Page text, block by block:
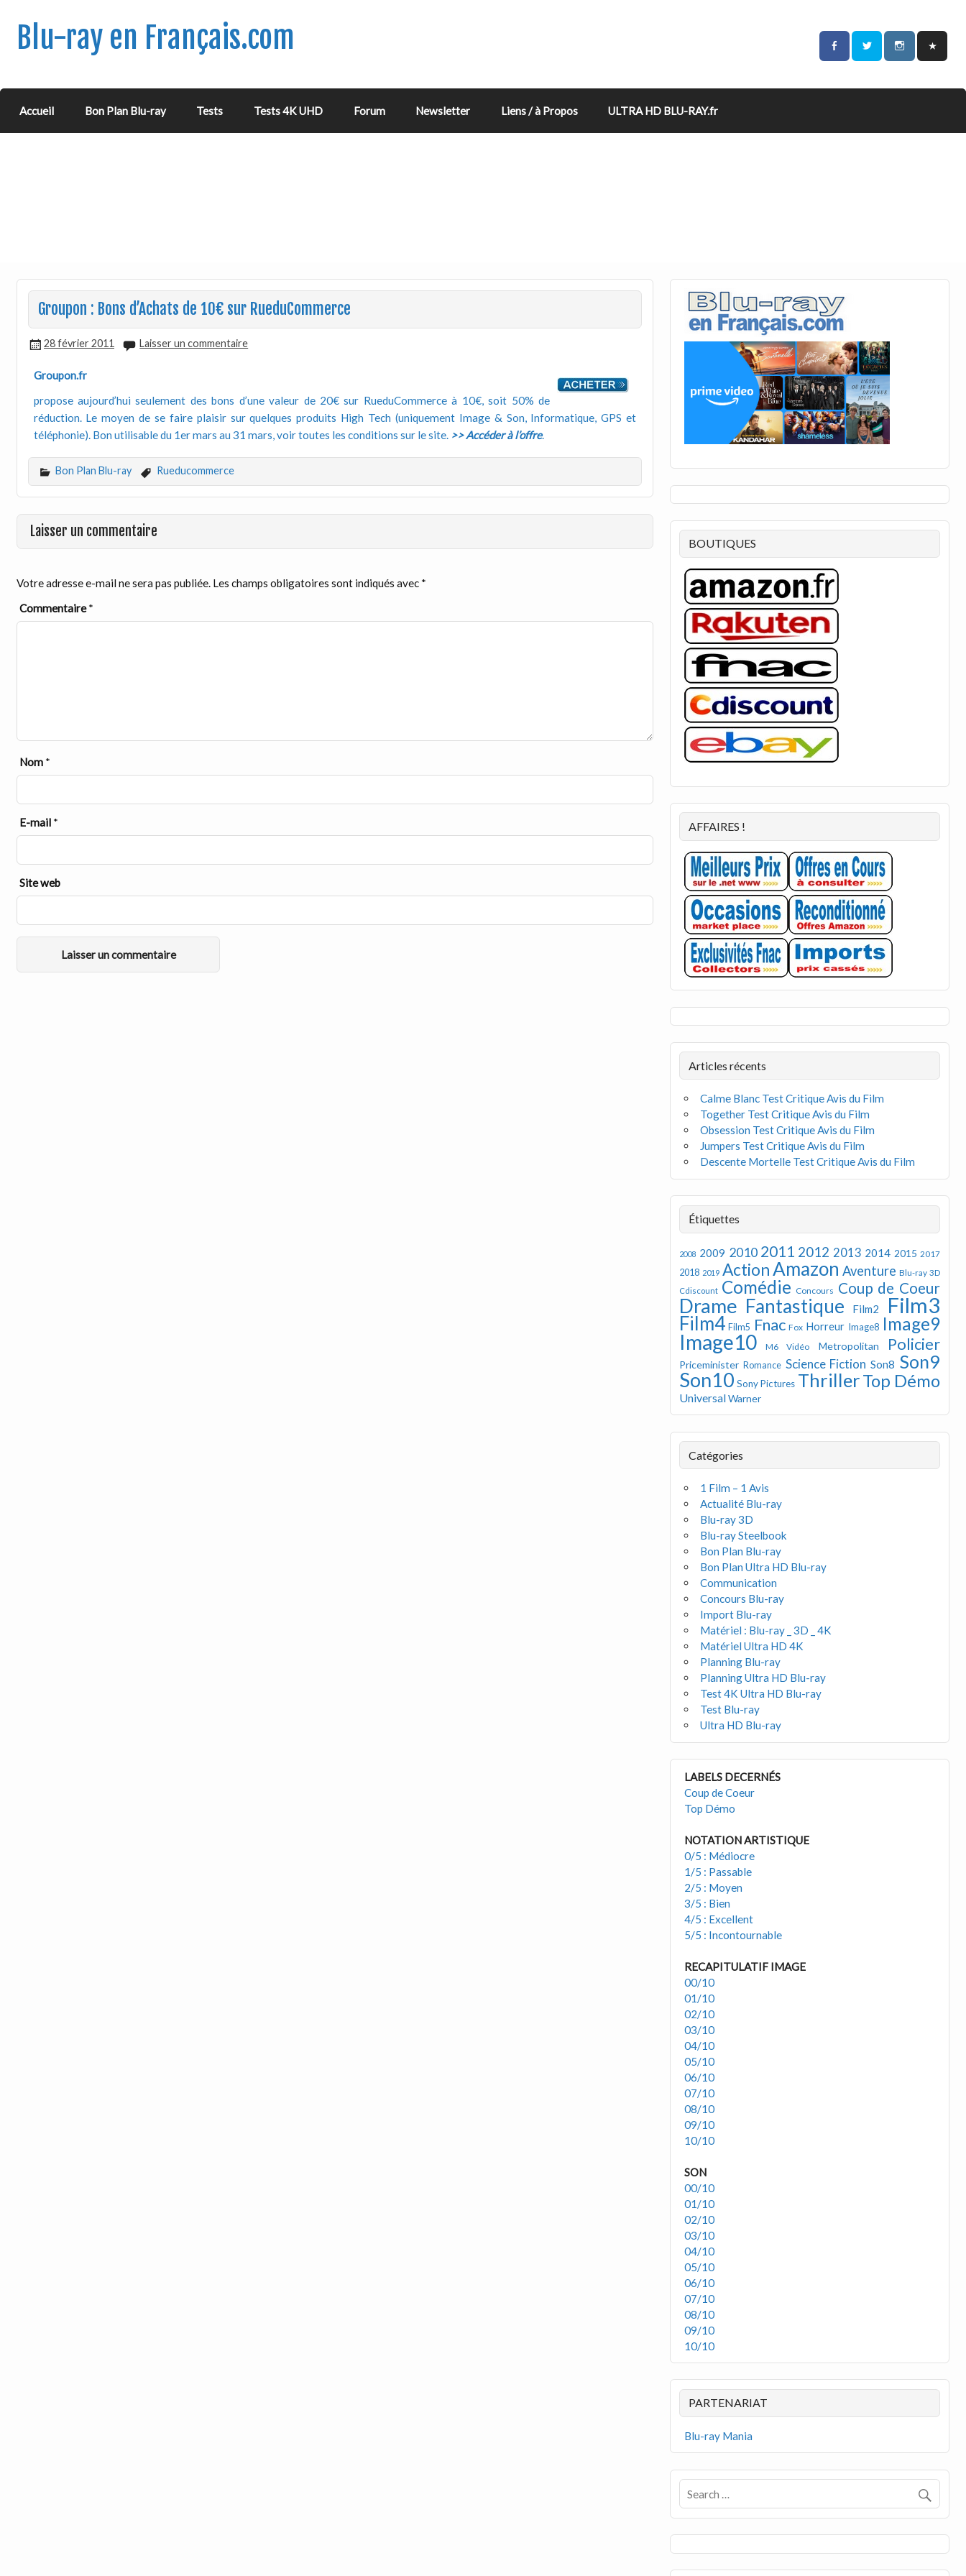
Blu-ray en Français.com
Accueil Bon Plan Blu-ray Tests Tests 4K UHD Forum Newsletter Liens / à Propos ULTRA HD BLU-RAY.fr
Groupon : Bons d’Achats de 10€ sur RueduCommerce
28 février 2011 Laisser un commentaire
Groupon.fr
propose aujourd’hui seulement des bons d’une valeur de 20€ sur RueduCommerce à 10€, soit 50% de
réduction. Le moyen de se faire plaisir sur quelques produits High Tech (uniquement Image & Son, Informatique, GPS et
téléphonie). Bon utilisable du 1er mars au 31 mars, voir toutes les conditions sur le site. >> Accéder à l’offre.
Bon Plan Blu-ray Rueducommerce
Laisser un commentaire
Votre adresse e-mail ne sera pas publiée. Les champs obligatoires sont indiqués avec *
Commentaire*
Nom *
E-mail *
Site web
BOUTIQUES
AFFAIRES !
Articles récents
Calme Blanc Test Critique Avis du Film
Together Test Critique Avis du Film
Obsession Test Critique Avis du Film
Jumpers Test Critique Avis du Film
Descente Mortelle Test Critique Avis du Film
Étiquettes
2008 2009 2010 2011 2012 2013 2014 2015 2017
2018 2019 ActionAmazon Aventure Blu-ray 3D
Cdiscount Comédie Concours Coup de Coeur
Drame Fantastique Film2 Film3
Film4 Film5 Fnac Fox Horreur Image8 Image9
Image10 M6 Vidéo Metropolitan Policier
Priceminister Romance Science Fiction Son8 Son9
Son10 Sony Pictures ThrillerTop Démo
UniversalWarner
Catégories
1 Film – 1 Avis
Actualité Blu-ray
Blu-ray 3D
Blu-ray Steelbook
Bon Plan Blu-ray
Bon Plan Ultra HD Blu-ray
Communication
Concours Blu-ray
Import Blu-ray
Matériel : Blu-ray _ 3D _ 4K
Matériel Ultra HD 4K
Planning Blu-ray
Planning Ultra HD Blu-ray
Test 4K Ultra HD Blu-ray
Test Blu-ray
Ultra HD Blu-ray
LABELS DECERNÉS
Coup de Coeur
Top Démo
NOTATION ARTISTIQUE
0/5 : Médiocre
1/5 : Passable
2/5 : Moyen
3/5 : Bien
4/5 : Excellent
5/5 : Incontournable
RECAPITULATIF IMAGE
00/10
01/10
02/10
03/10
04/10
05/10
06/10
07/10
08/10
09/10
10/10
SON
00/10
01/10
02/10
03/10
04/10
05/10
06/10
07/10
08/10
09/10
10/10
PARTENARIAT
Blu-ray Mania